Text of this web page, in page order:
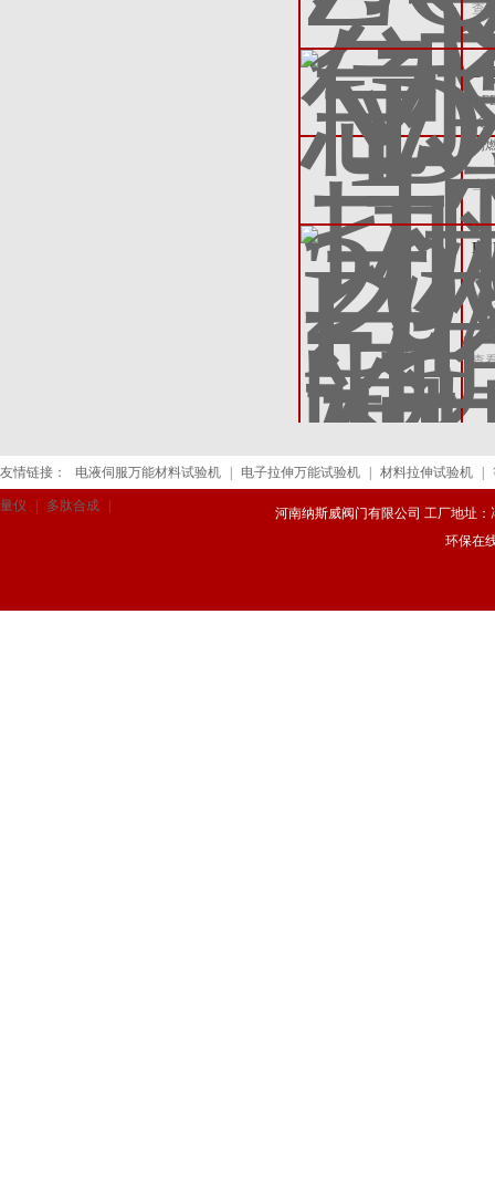
查
长
易
查
险
查
友情链接： 电液伺服万能材料试验机 | 电子拉伸万能试验机 | 材料拉伸试验机 |
量仪 | 多肽合成 |
河南纳斯威阀门有限公司 工厂地址：
环保在